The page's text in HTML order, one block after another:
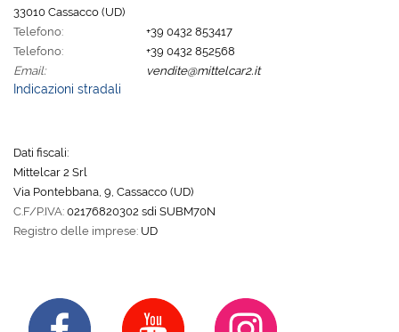
33010 Cassacco (UD)
Telefono:
+39 0432 853417
Telefono:
+39 0432 852568
Email:
vendite@mittelcar2.it
Indicazioni stradali
Dati fiscali:
Mittelcar 2 Srl
Via Pontebbana, 9, Cassacco (UD)
C.F/P.IVA:02176820302 sdi SUBM70N
Registro delle imprese: UD